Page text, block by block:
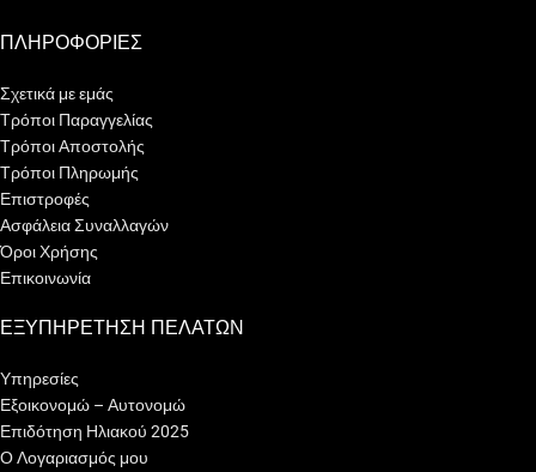
ΠΛΗΡΟΦΟΡΙΕΣ
Σχετικά με εμάς
Τρόποι Παραγγελίας
Τρόποι Αποστολής
Τρόποι Πληρωμής
Επιστροφές
Ασφάλεια Συναλλαγών
Όροι Χρήσης
Επικοινωνία
ΕΞΥΠΗΡΕΤΗΣΗ ΠΕΛΑΤΩΝ
Υπηρεσίες
Εξοικονομώ – Αυτονομώ
Επιδότηση Ηλιακού 2025
Ο Λογαριασμός μου